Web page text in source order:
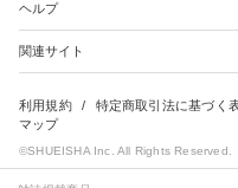
ヘルプ
ショッピングガイド
会員特典のご案内
よくあるご質問
関連サイト
雑誌定期購読について
集英社Webマガジン Cobalt
利用規約 特定商取引法に基づく
マップ
©SHUEISHA Inc. All Rights Reserved.